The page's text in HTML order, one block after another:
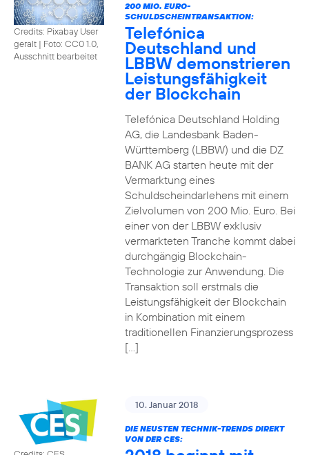
Credits: Pixabay User
geralt | Foto: CC0 1.0,
Ausschnitt bearbeitet
200 MIO. EURO-
SCHULDSCHEINTRANSAKTION:
Telefónica
Deutschland und
LBBW demonstrieren
Leistungsfähigkeit
der Blockchain
Telefónica Deutschland Holding
AG, die Landesbank Baden-
Württemberg (LBBW) und die DZ
BANK AG starten heute mit der
Vermarktung eines
Schuldscheindarlehens mit einem
Zielvolumen von 200 Mio. Euro. Bei
einer von der LBBW exklusiv
vermarkteten Tranche kommt dabei
durchgängig Blockchain-
Technologie zur Anwendung. Die
Transaktion soll erstmals die
Leistungsfähigkeit der Blockchain
in Kombination mit einem
traditionellen Finanzierungsprozess
[…]
10. Januar 2018
DIE NEUSTEN TECHNIK-TRENDS DIREKT
VON DER CES: